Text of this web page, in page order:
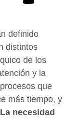
definido
distintos
de los
y la
que
más tiempo, y
La necesidad